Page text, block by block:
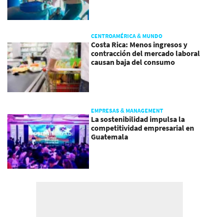
CENTROAMÉRICA & MUNDO
Costa Rica: Menos ingresos y
contracción del mercado laboral
causan baja del consumo
EMPRESAS & MANAGEMENT
La sostenibilidad impulsa la
competitividad empresarial en
Guatemala